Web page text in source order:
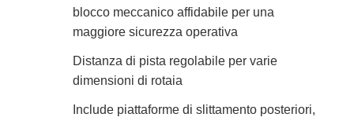
blocco meccanico affidabile per una
maggiore sicurezza operativa
Distanza di pista regolabile per varie
dimensioni di rotaia
Include piattaforme di slittamento posteriori,